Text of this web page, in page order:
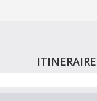
ITINERAIRE